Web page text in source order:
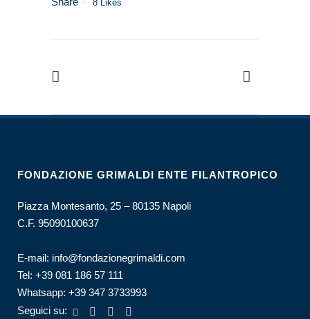
8 Likes
FONDAZIONE GRIMALDI ENTE FILANTROPICO
Piazza Montesanto, 25 – 80135 Napoli
C.F. 95090100637
E-mail: info@fondazionegrimaldi.com
Tel: +39 081 186 57 111
Whatsapp: +39 347 3733993
Seguici su: